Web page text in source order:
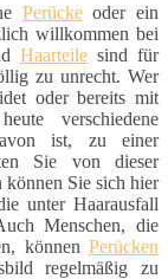
Perückeoder ein
willkommen bei
Haarteile sind für
zu unrecht. Wer
oder bereits mit
verschiedene
ist, zu einer
Sie von dieser
Sie sich hier
unter Haarausfall
Menschen, die
können Perücken
regelmäßig zu